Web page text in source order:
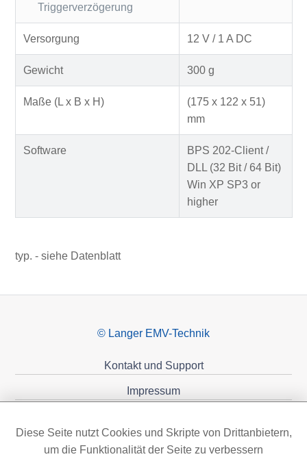
Triggerverzögerung
Versorgung 12 V / 1 A DC
Gewicht 300 g
Maße (L x B x H)
(175 x 122 x 51)
mm
Software
BPS 202-Client /
DLL (32 Bit / 64 Bit)
Win XP SP3 or
higher
typ. - siehe Datenblatt
© Langer EMV-Technik
Kontakt und Support
Impressum
Diese Seite nutzt Cookies und Skripte von Drittanbietern,
um die Funktionalität der Seite zu verbessern